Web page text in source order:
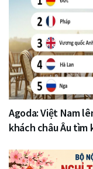
Agoda: Việt Nam
khách châu Âu tìm